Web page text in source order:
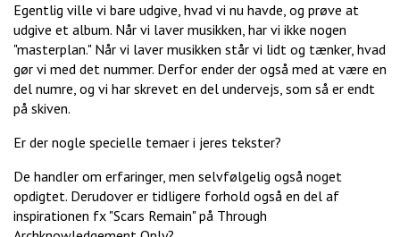
Egentlig ville vi bare udgive, hvad vi nu havde, og prøve at
udgive et album. Når vi laver musikken, har vi ikke nogen
"masterplan." Når vi laver musikken står vi lidt og tænker, hvad
gør vi med det nummer. Derfor ender der også med at være en
del numre, og vi har skrevet en del undervejs, som så er endt
på skiven.
Er der nogle specielle temaer i jeres tekster?
De handler om erfaringer, men selvfølgelig også noget
opdigtet. Derudover er tidligere forhold også en del af
inspirationen fx "Scars Remain" på Through